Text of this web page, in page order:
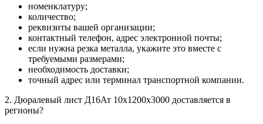
номенклатуру;
количество;
реквизиты вашей организации;
контактный телефон, адрес электронной почты;
если нужна резка металла, укажите это вместе с
требуемыми размерами;
необходимость доставки;
точный адрес или терминал транспортной компании.
2. Дюралевый лист Д16Ат 10х1200х3000 доставляется в
регионы?